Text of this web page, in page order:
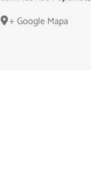
+ Google Mapa